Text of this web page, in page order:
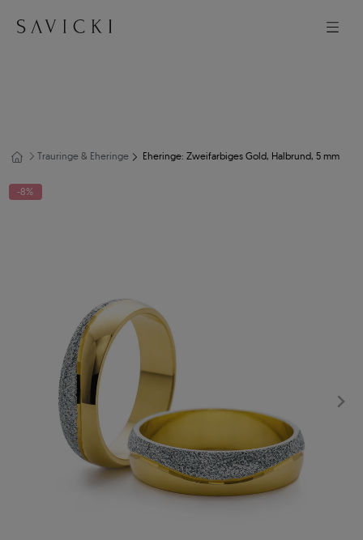
Trauringe & Eheringe Eheringe: Zweifarbiges Gold, Halbrund, 5 mm
-8%